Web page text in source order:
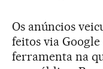
Os anúncios
feitos via Google
ferramenta na